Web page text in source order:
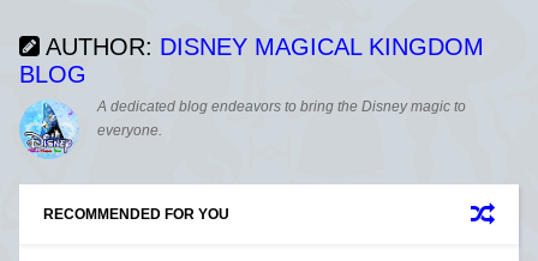
AUTHOR: DISNEY MAGICAL KINGDOM
BLOG
A dedicated blog endeavors to bring the Disney magic to
everyone.
RECOMMENDED FOR YOU